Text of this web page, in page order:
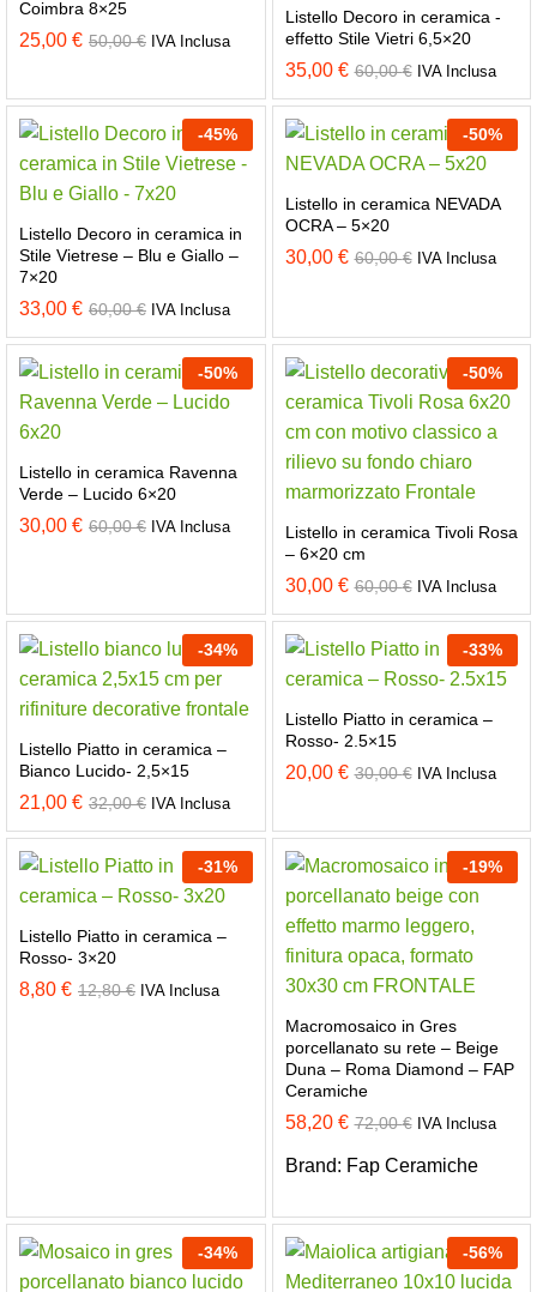
Coimbra 8×25
25,00 € 50,00€ IVA Inclusa
Listello Decoro in ceramica -
effetto Stile Vietri 6,5×20
35,00 € 60,00€ IVA Inclusa
-45%
Listello Decoro in ceramica in
Stile Vietrese – Blu e Giallo –
7×20
33,00 € 60,00€ IVA Inclusa
-50%
Listello in ceramica NEVADA
OCRA – 5×20
30,00 € 60,00€ IVA Inclusa
-50%
Listello in ceramica Ravenna
Verde – Lucido 6×20
30,00 € 60,00€ IVA Inclusa
-50%
Listello in ceramica Tivoli Rosa
– 6×20 cm
30,00 € 60,00€ IVA Inclusa
-34%
Listello Piatto in ceramica –
Bianco Lucido- 2,5×15
21,00 € 32,00€ IVA Inclusa
-33%
Listello Piatto in ceramica –
Rosso- 2.5×15
20,00 € 30,00€ IVA Inclusa
-31%
Listello Piatto in ceramica –
Rosso- 3×20
8,80 € 12,80€ IVA Inclusa
-19%
Macromosaico in Gres
porcellanato su rete – Beige
Duna – Roma Diamond – FAP
Ceramiche
58,20 € 72,00€ IVA Inclusa
Brand: Fap Ceramiche
-34% -56%